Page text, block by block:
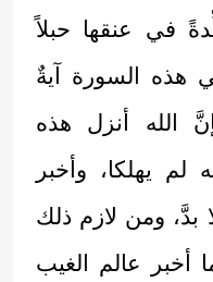
في عنقها حبلاً
السورة آيةٌ
الله أنزل هذه
لم يهلكا، وأخبر
بدَّ، ومن لازم ذلك
أخبر عالم الغيب